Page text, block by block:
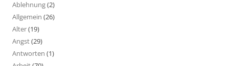
Ablehnung(2)
Allgemein (26)
Alter(19)
Angst(29)
Antworten (1)